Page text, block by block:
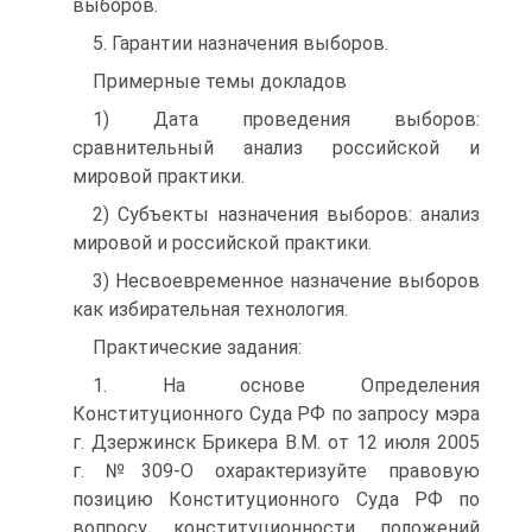
выборов.
5. Гарантии назначения выборов.
Примерные темы докладов
1) Дата проведения выборов:
сравнительный анализ российской и
мировой практики.
2) Субъекты назначения выборов: анализ
мировой и российской практики.
3) Несвоевременное назначение выборов
как избирательная технология.
Практические задания:
1. На основе Определения
Конституционного Суда РФ по запросу мэра
г. Дзержинск Брикера В.М. от 12 июля 2005
г. №309-О охарактеризуйте правовую
позицию Конституционного Суда РФ по